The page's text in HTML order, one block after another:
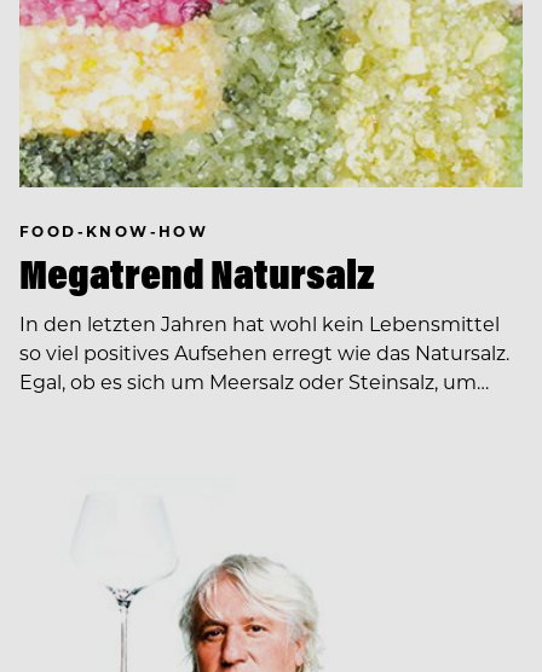
FOOD-KNOW-HOW
Megatrend Natursalz
In den letzten Jahren hat wohl kein Lebensmittel
so viel positives Aufsehen erregt wie das Natursalz.
Egal, ob es sich um Meersalz oder Steinsalz, um…